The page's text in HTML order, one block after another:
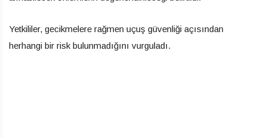
Yetkililer, gecikmelere rağmen uçuş güvenliği açısından
herhangi bir risk bulunmadığını vurguladı.